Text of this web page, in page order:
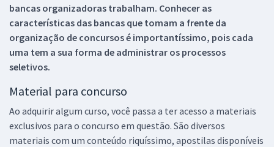
bancas organizadoras trabalham. Conhecer as
características das bancas que tomam a frente da
organização de concursos é importantíssimo, pois cada
uma tem a sua forma de administrar os processos
seletivos.
Material para concurso
Ao adquirir algum curso, você passa a ter acesso a materiais
exclusivos para o concurso em questão. São diversos
materiais com um conteúdo riquíssimo, apostilas disponíveis